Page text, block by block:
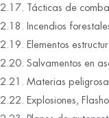
2.17. Tácticas de
2.18. Incendios
2.19. Elementos
2.20. Salvamentos en
2.21. Materias
2.22. Explosiones,